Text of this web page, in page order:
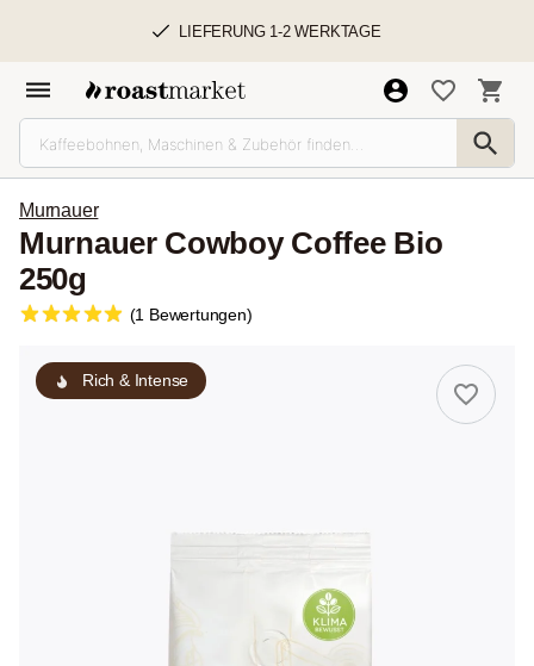
LIEFERUNG 1-2 WERKTAGE
Murnauer
Murnauer Cowboy Coffee Bio
250g
(1 Bewertungen)
Rich & Intense